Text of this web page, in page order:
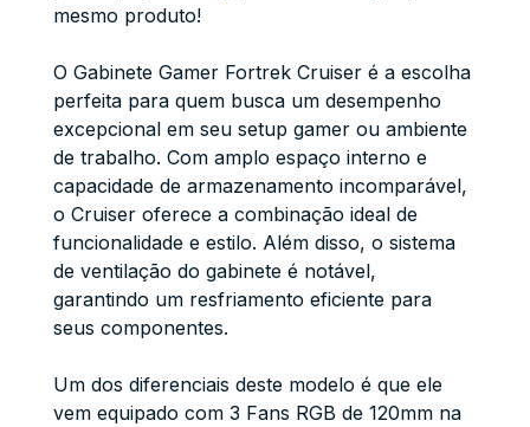
mesmo produto!
O Gabinete Gamer Fortrek Cruiser é a escolha
perfeita para quem busca um desempenho
excepcional em seu setup gamer ou ambiente
de trabalho. Com amplo espaço interno e
capacidade de armazenamento incomparável,
o Cruiser oferece a combinação ideal de
funcionalidade e estilo. Além disso, o sistema
de ventilação do gabinete é notável,
garantindo um resfriamento eficiente para
seus componentes.
Um dos diferenciais deste modelo é que ele
vem equipado com 3 Fans RGB de 120mm na